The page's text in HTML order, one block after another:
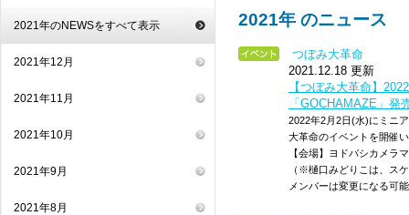
2021年のNEWSをすべて表示
2021年12月
2021年11月
2021年10月
2021年9月
2021年8月
2021年 のニュース
つぼみ大革命
2021.12.18 更新
【つぼみ大革命】
「GOCHAMAZE」発
2022年2月2日(水)にミニ
大革命のイベントを開催
【会場】ヨドバシカメラ
（※樋口みどりこは、ス
メンバーは変更になる可